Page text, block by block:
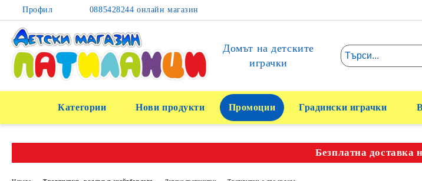
Профил 0885428244 онлайн магазин
Домът на детските
играчки
Категории Нови продукти Промоции Градински играчки
Безплатна доставка